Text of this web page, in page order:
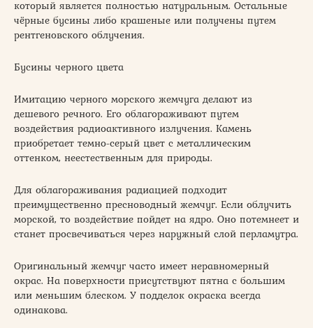
который является полностью натуральным. Остальные
чёрные бусины либо крашеные или получены путем
рентгеновского облучения.
Бусины черного цвета
Имитацию черного морского жемчуга делают из
дешевого речного. Его облагораживают путем
воздействия радиоактивного излучения. Камень
приобретает темно-серый цвет с металлическим
оттенком, неестественным для природы.
Для облагораживания радиацией подходит
преимущественно пресноводный жемчуг. Если облучить
морской, то воздействие пойдет на ядро. Оно потемнеет и
станет просвечиваться через наружный слой перламутра.
Оригинальный жемчуг часто имеет неравномерный
окрас. На поверхности присутствуют пятна с большим
или меньшим блеском. У подделок окраска всегда
одинакова.